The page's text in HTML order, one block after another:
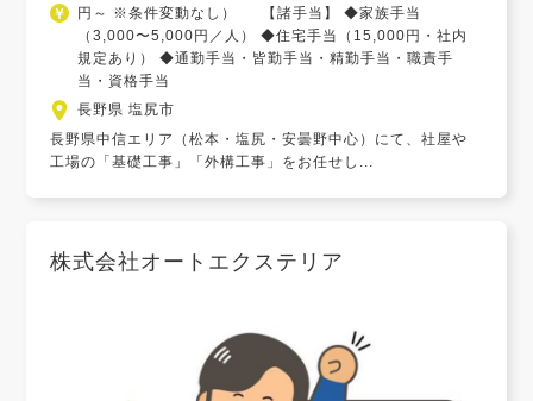
円～ ※条件変動なし） 【諸手当】 ◆家族手当
（3,000〜5,000円／人） ◆住宅手当（15,000円・社内
規定あり） ◆通勤手当・皆勤手当・精勤手当・職責手
当・資格手当
長野県 塩尻市
長野県中信エリア（松本・塩尻・安曇野中心）にて、社屋や
工場の「基礎工事」「外構工事」をお任せし...
株式会社オートエクステリア